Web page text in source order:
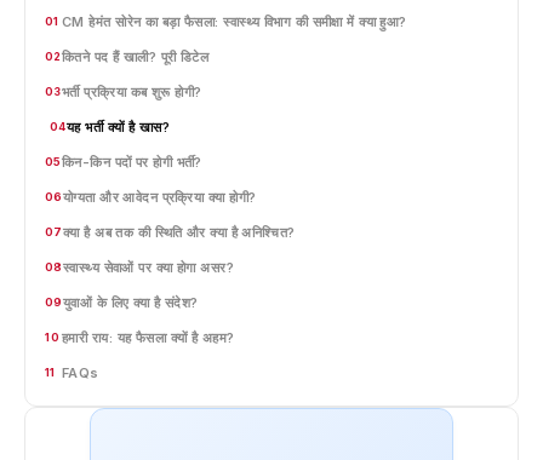
01 CM हेमंत सोरेन का बड़ा फैसला: स्वास्थ्य विभाग की समीक्षा में क्या हुआ?
02कितने पद हैं खाली? पूरी डिटेल
03भर्ती प्रक्रिया कब शुरू होगी?
04यह भर्ती क्यों है खास?
05किन-किन पदों पर होगी भर्ती?
06योग्यता और आवेदन प्रक्रिया क्या होगी?
07क्या है अब तक की स्थिति और क्या है अनिश्चित?
08स्वास्थ्य सेवाओं पर क्या होगा असर?
09युवाओं के लिए क्या है संदेश?
10 हमारी राय: यह फैसला क्यों है अहम?
11 FAQs